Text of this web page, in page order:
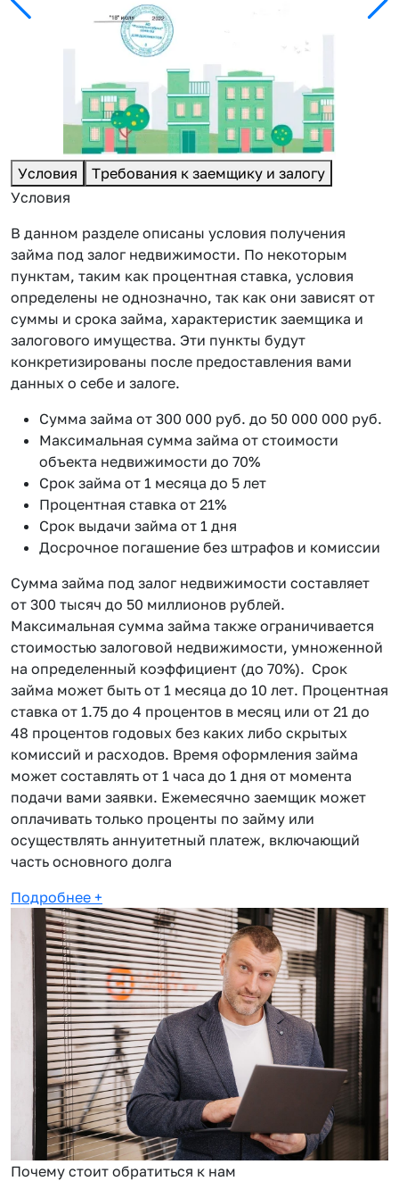
Условия
Требования к заемщику и залогу
Условия
В данном разделе описаны условия получения
займа под залог недвижимости. По некоторым
пунктам, таким как процентная ставка, условия
определены не однозначно, так как они зависят от
суммы и срока займа, характеристик заемщика и
залогового имущества. Эти пункты будут
конкретизированы после предоставления вами
данных о себе и залоге.
Сумма займа от 300 000 руб. до 50 000 000 руб.
Максимальная сумма займа от стоимости
объекта недвижимости до 70%
Срок займа от 1 месяца до 5 лет
Процентная ставка от 21%
Срок выдачи займа от 1 дня
Досрочное погашение без штрафов и комиссии
Сумма займа под залог недвижимости составляет
от 300 тысяч до 50 миллионов рублей.
Максимальная сумма займа также ограничивается
стоимостью залоговой недвижимости, умноженной
на определенный коэффициент (до 70%). Срок
займа может быть от 1 месяца до 10 лет. Процентная
ставка от 1.75 до 4 процентов в месяц или от 21 до
48 процентов годовых без каких либо скрытых
комиссий и расходов. Время оформления займа
может составлять от 1 часа до 1 дня от момента
подачи вами заявки. Ежемесячно заемщик может
оплачивать только проценты по займу или
осуществлять аннуитетный платеж, включающий
часть основного долга
Подробнее +
Почему стоит обратиться к нам